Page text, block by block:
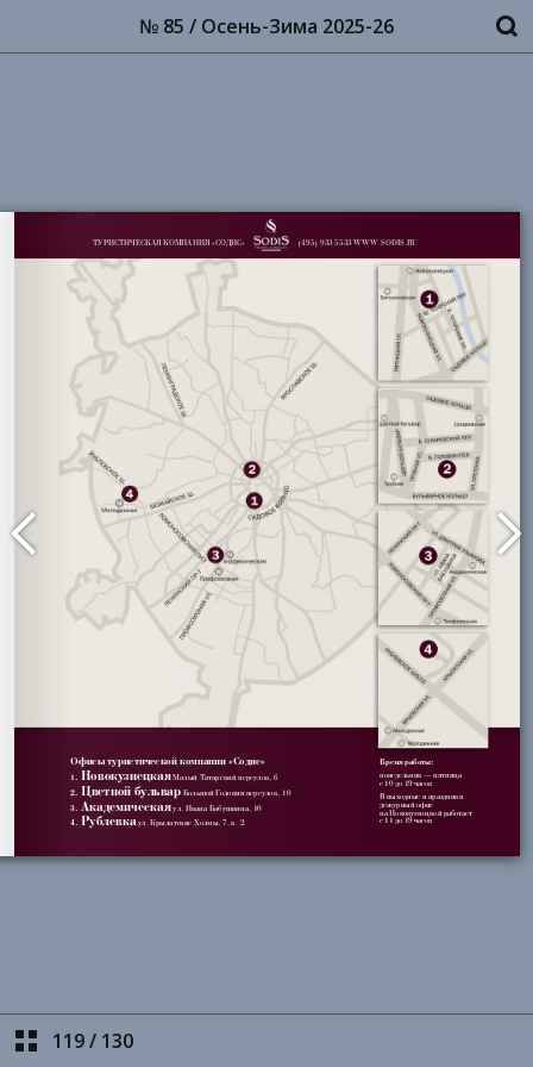
№ 85 / Осень-Зима 2025-26
119/ 130